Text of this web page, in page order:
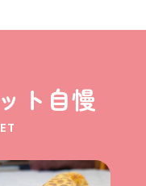
ト自慢